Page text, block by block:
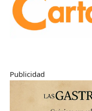
Publicidad